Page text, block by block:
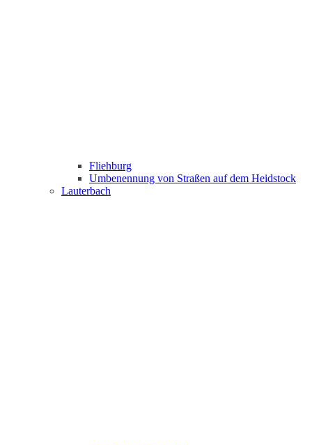
Fliehburg
Umbenennung von Straßen auf dem Heidstock
Lauterbach